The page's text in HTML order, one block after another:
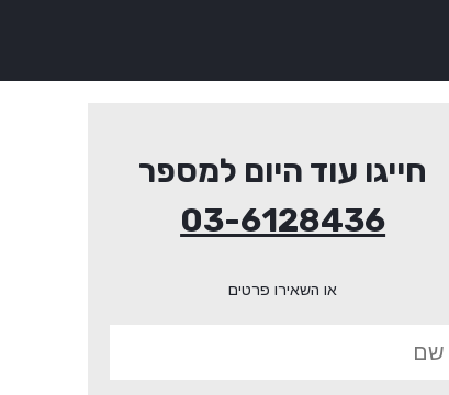
חייגו עוד היום למספר
03-6128436
או השאירו פרטים